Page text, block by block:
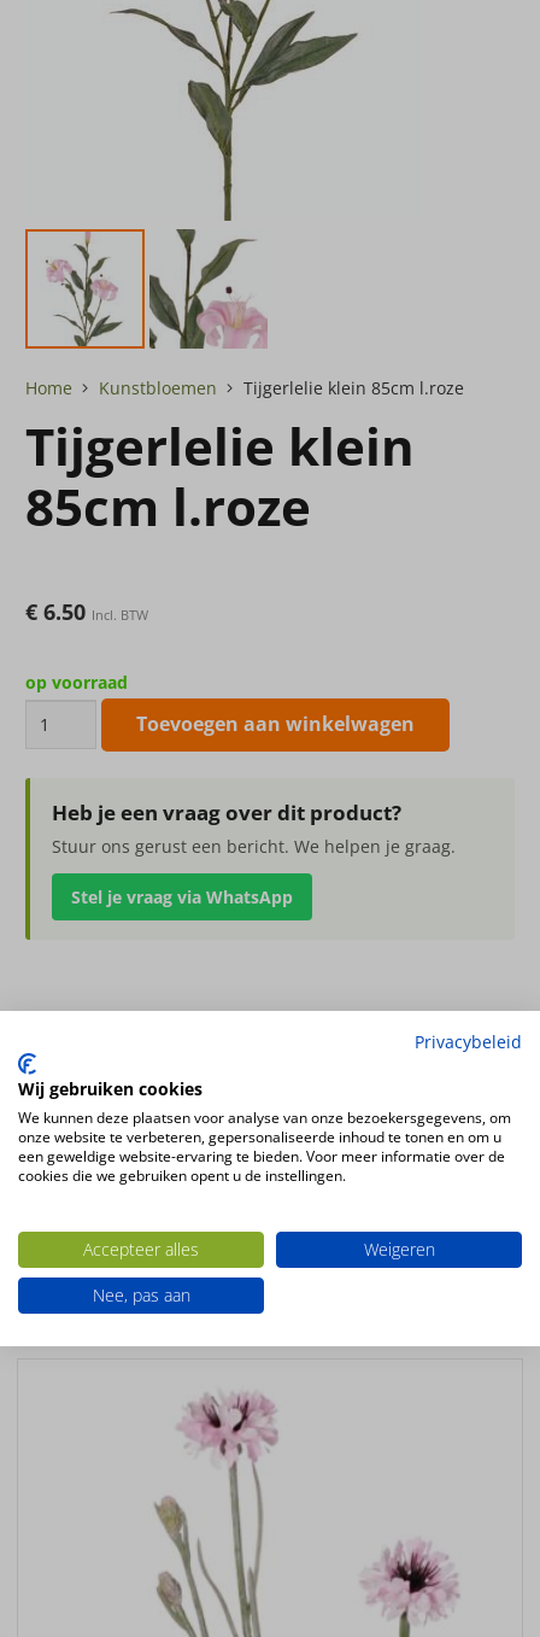
Home Kunstbloemen Tijgerlelie klein 85cm l.roze
Tijgerlelie klein
85cm l.roze
€ 6.50 Incl. BTW
op voorraad
Tijgerlelie
85cm
l.roze
aantal
Toevoegen aan winkelwagen
Heb je een vraag over dit product?
Stuur ons gerust een bericht. We helpen je graag.
Stel je vraag via WhatsApp
Tijgerlelie klein 85cm l.roze
1knp &11lvs, RT,
Kleur
roze
Bloemsoort
Lelie
kunstplanten
Ook interessant
Privacybeleid
Wij gebruiken cookies
We kunnen deze plaatsen voor analyse van onze bezoekersgegevens, om
onze website te verbeteren, gepersonaliseerde inhoud te tonen en om u
een geweldige website-ervaring te bieden. Voor meer informatie over de
cookies die we gebruiken opent u de instellingen.
Accepteer alles
Weigeren
Nee, pas aan